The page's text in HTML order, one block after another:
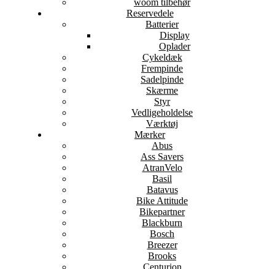
woom tilbehør
Reservedele
Batterier
Display
Oplader
Cykeldæk
Frempinde
Sadelpinde
Skærme
Styr
Vedligeholdelse
Værktøj
Mærker
Abus
Ass Savers
AtranVelo
Basil
Batavus
Bike Attitude
Bikepartner
Blackburn
Bosch
Breezer
Brooks
Centurion